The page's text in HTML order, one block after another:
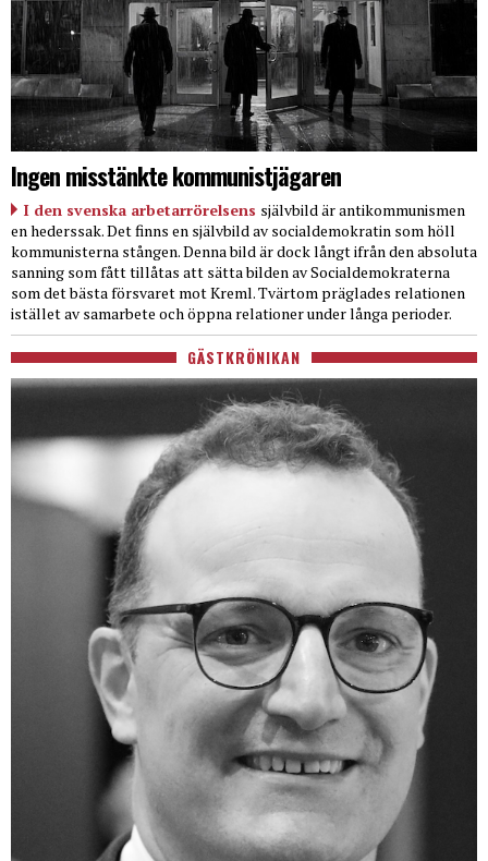
Ingen misstänkte kommunistjägaren
I den svenska arbetarrörelsens självbild är antikommunismen
en hederssak. Det finns en självbild av socialdemokratin som höll
kommunisterna stången. Denna bild är dock långt ifrån den absoluta
sanning som fått tillåtas att sätta bilden av Socialdemokraterna
som det bästa försvaret mot Kreml. Tvärtom präglades relationen
istället av samarbete och öppna relationer under långa perioder.
GÄSTKRÖNIKAN